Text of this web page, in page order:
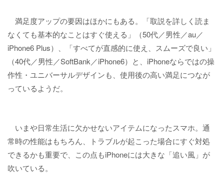
満足度アップの要因はほかにもある。「取説を詳しく読ま
なくても基本的なことはすぐ使える」（50代／男性／au／
iPhone6 Plus）、「すべてが直感的に使え、スムーズで良い」
（40代／男性／SoftBank／iPhone6）と、iPhoneならではの操
作性・ユニバーサルデザインも、使用後の高い満足につなが
っているようだ。
いまや日常生活に欠かせないアイテムになったスマホ。通
常時の性能はもちろん、トラブルが起こった場合にすぐ対処
できるかも重要で、この点もiPhoneには大きな「追い風」が
吹いている。